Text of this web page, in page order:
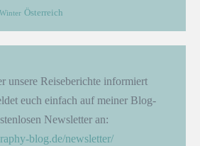
Winter Österreich
unsere Reiseberichte informiert
euch einfach auf meiner Blog-
Newsletter an:
blog.de/newsletter/